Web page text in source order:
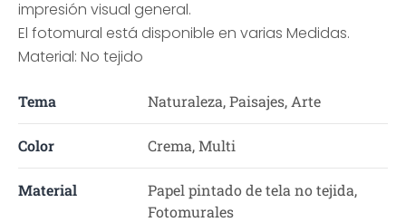
impresión visual general.
El fotomural está disponible en varias Medidas.
Material: No tejido
Tema Naturaleza, Paisajes, Arte
Color Crema, Multi
Material
Papel pintado de tela no tejida,
Fotomurales